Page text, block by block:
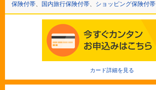
保険付帯、 国内旅行保険付帯、 ショッピング保険付帯
カード詳細を見る